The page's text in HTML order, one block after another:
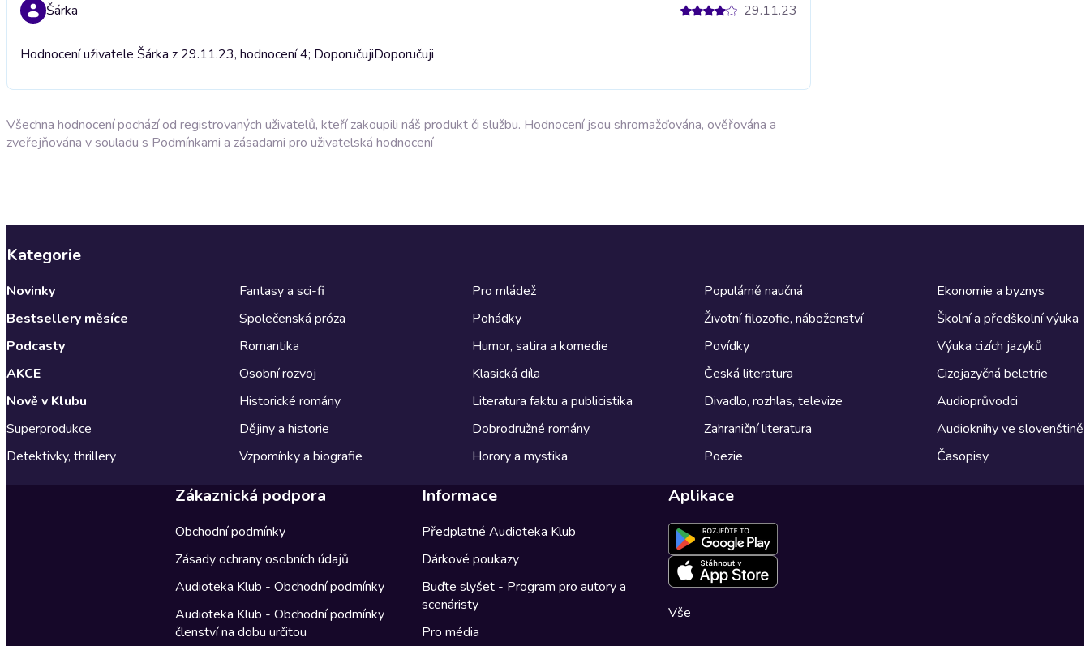
Šárka 29.11.23
Hodnocení uživatele Šárka z 29.11.23, hodnocení 4; DoporučujiDoporučuji
Všechna hodnocení pochází od registrovaných uživatelů, kteří zakoupili náš produkt či službu. Hodnocení jsou shromažďována, ověřována a
zveřejňována v souladu s Podmínkami a zásadami pro uživatelská hodnocení
Kategorie
Novinky
Bestsellery měsíce
Podcasty
AKCE
Nově v Klubu
Superprodukce
Detektivky, thrillery
Fantasy a sci-fi
Společenská próza
Romantika
Osobní rozvoj
Historické romány
Dějiny a historie
Vzpomínky a biografie
Pro mládež
Pohádky
Humor, satira a komedie
Klasická díla
Literatura faktu a publicistika
Dobrodružné romány
Horory a mystika
Populárně naučná
Životní filozofie, náboženství
Povídky
Česká literatura
Divadlo, rozhlas, televize
Zahraniční literatura
Poezie
Ekonomie a byznys
Školní a předškolní výuka
Výuka cizích jazyků
Cizojazyčná beletrie
Audioprůvodci
Audioknihy ve slovenštině
Časopisy
Zákaznická podpora
Obchodní podmínky
Zásady ochrany osobních údajů
Audioteka Klub - Obchodní podmínky
Audioteka Klub - Obchodní podmínky
členství na dobu určitou
Informace
Předplatné Audioteka Klub
Dárkové poukazy
Buďte slyšet - Program pro autory a
scenáristy
Pro média
Aplikace
Vše